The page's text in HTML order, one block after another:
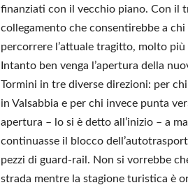
finanziati con il vecchio piano. Con il
collegamento che consentirebbe a
percorrere l’attuale tragitto, molto
Intanto ben venga l’apertura della
Tormini in tre diverse direzioni: per
in Valsabbia e per chi invece punta
apertura – lo si è detto all’inizio – a
continuasse il blocco
pezzi di guard-rail. Non si vorrebbe
strada mentre la stagione turistica è